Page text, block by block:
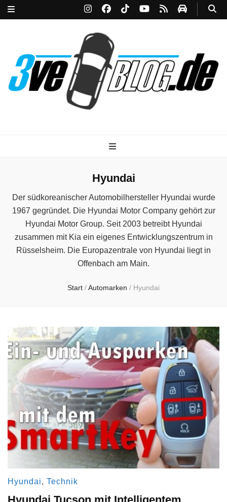
Hyundai
Der südkoreanischer Automobilhersteller Hyundai wurde
1967 gegründet. Die Hyundai Motor Company gehört zur
Hyundai Motor Group. Seit 2003 betreibt Hyundai
zusammen mit Kia ein eigenes Entwicklungszentrum in
Rüsselsheim. Die Europazentrale von Hyundai liegt in
Offenbach am Main.
Start /Automarken / Hyundai
Hyundai, Technik